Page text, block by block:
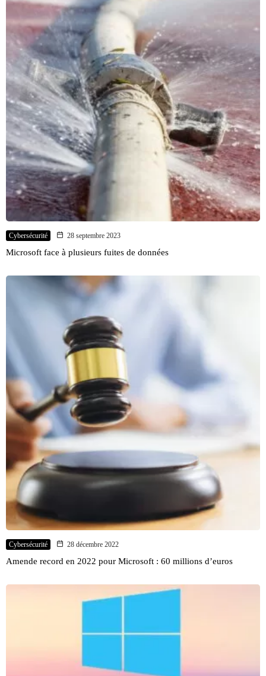
Cybersécurité 28 septembre 2023
Microsoft face à plusieurs fuites de données
Cybersécurité 28 décembre 2022
Amende record en 2022 pour Microsoft : 60 millions d’euros